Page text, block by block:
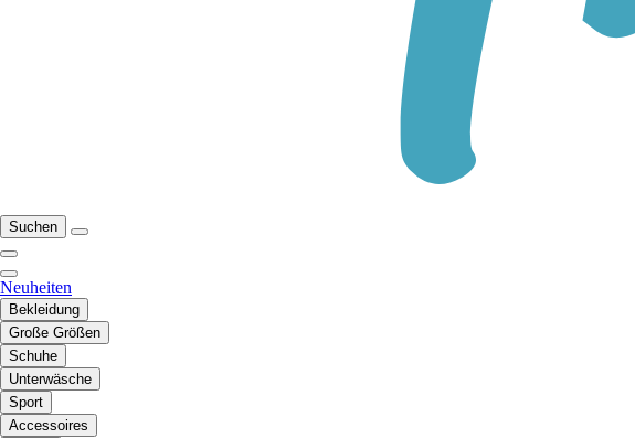
Suchen
Neuheiten
Bekleidung
Große Größen
Schuhe
Unterwäsche
Sport
Accessoires